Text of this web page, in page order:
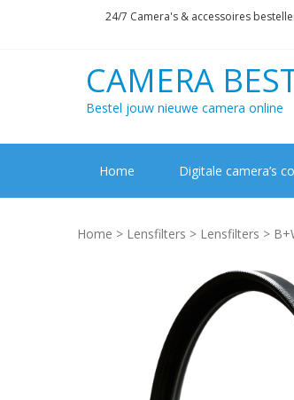
24/7 Camera's & accessoires
CAMERA
Bestel jouw nieuwe camera online
Home Digitale camera’s
Home > Lensfilters > Lensfilters >